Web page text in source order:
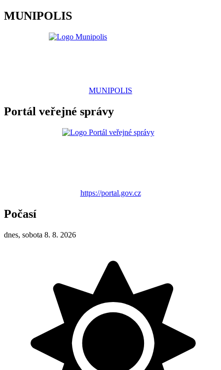
MUNIPOLIS
MUNIPOLIS
Portál veřejné správy
https://portal.gov.cz
Počasí
dnes, sobota 8. 8. 2026